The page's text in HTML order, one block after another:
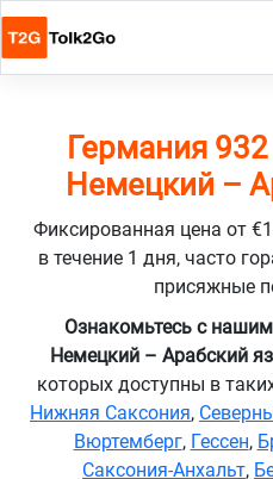
Германия
Немецкий –
Фиксированная цена от
в течение 1 дня, часто
присяжные
Ознакомьтесь с
Немецкий – Арабский
которых доступны в
Нижняя Саксония,
Вюртемберг, Гессен,
Саксония-Анхальт,